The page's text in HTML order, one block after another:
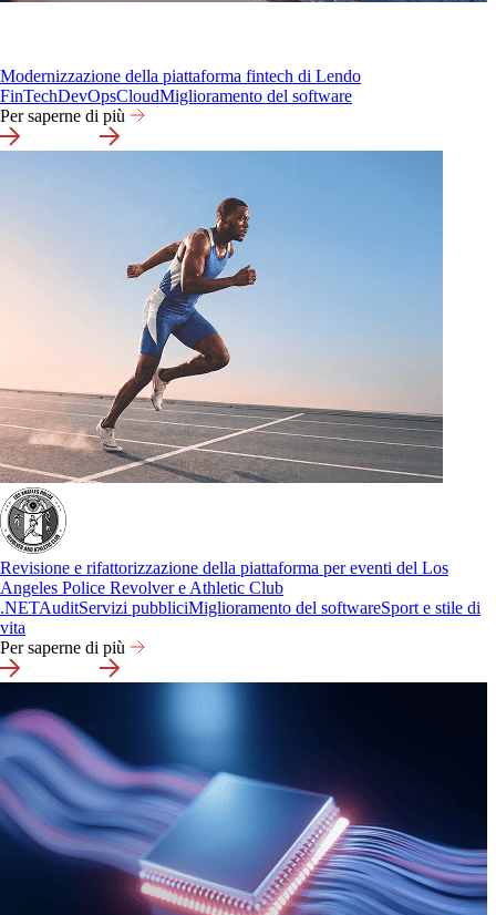
Modernizzazione della piattaforma fintech di Lendo
FinTechDevOpsCloudMiglioramento del software
Per saperne di più
Revisione e rifattorizzazione della piattaforma per eventi del Los
Angeles Police Revolver e Athletic Club
.NETAuditServizi pubbliciMiglioramento del softwareSport e stile di
vita
Per saperne di più